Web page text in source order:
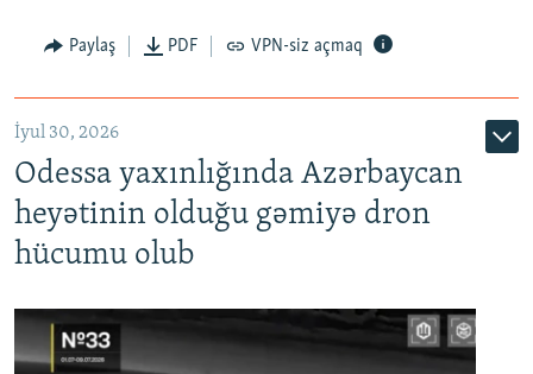
Paylaş PDF VPN-siz açmaq
İyul 30, 2026
Odessa yaxınlığında Azərbaycan
heyətinin olduğu gəmiyə dron
hücumu olub